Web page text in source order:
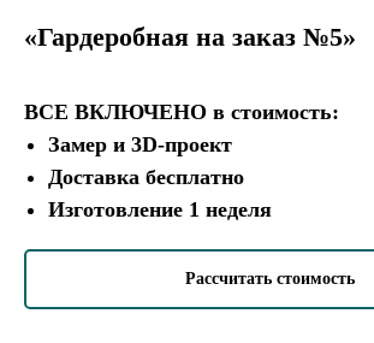
«Гардеробная на заказ №5»
ВСЕ ВКЛЮЧЕНО в стоимость:
Замер и 3D-проект
Доставка бесплатно
Изготовление 1 неделя
Рассчитать стоимость
Изготовление 1 неделя